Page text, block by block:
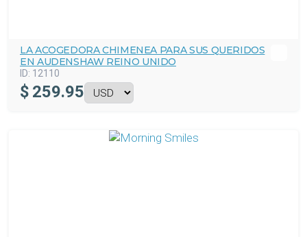
LA ACOGEDORA CHIMENEA PARA SUS QUERIDOS
EN AUDENSHAW REINO UNIDO
ID: 12110
$ 259.95